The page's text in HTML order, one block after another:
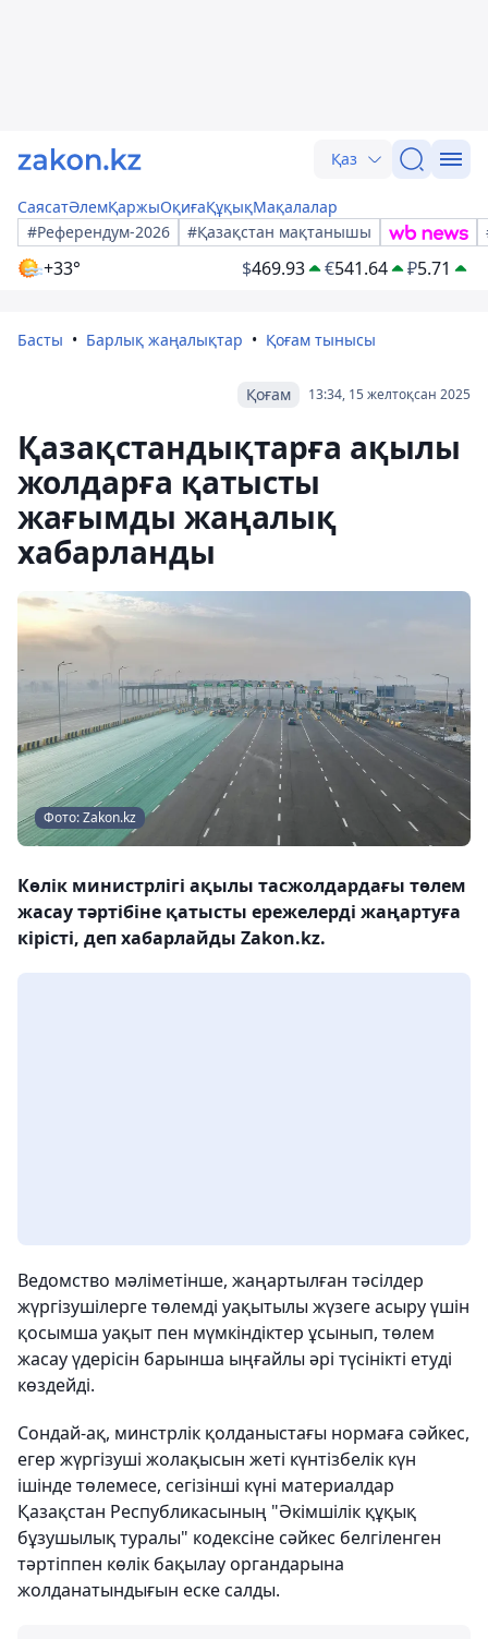
Қаз
СаясатӘлемҚаржыОқиғаҚұқықМақалалар
#Референдум-2026
#Қазақстан мақтанышы
+33° $469.93 €541.64 ₽5.71
Басты Барлық жаңалықтар Қоғам тынысы
13:34, 15 желтоқсан 2025
Қоғам
Қазақстандықтарға ақылы
жолдарға қатысты
жағымды жаңалық
хабарланды
Фото: Zakon.kz
Көлік министрлігі ақылы тасжолдардағы төлем
жасау тәртібіне қатысты ережелерді жаңартуға
кірісті, деп хабарлайды Zakon.kz.
Ведомство мәліметінше, жаңартылған тәсілдер
жүргізушілерге төлемді уақытылы жүзеге асыру үшін
қосымша уақыт пен мүмкіндіктер ұсынып, төлем
жасау үдерісін барынша ыңғайлы әрі түсінікті етуді
көздейді.
Сондай-ақ, минстрлік қолданыстағы нормаға сәйкес,
егер жүргізуші жолақысын жеті күнтізбелік күн
ішінде төлемесе, сегізінші күні материалдар
Қазақстан Республикасының "Әкімшілік құқық
бұзушылық туралы" кодексіне сәйкес белгіленген
тәртіппен көлік бақылау органдарына
жолданатындығын еске салды.